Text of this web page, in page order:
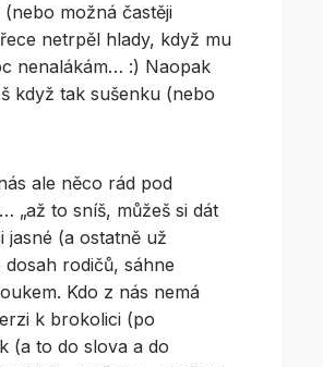
možná častěji
netrpěl hlady, když mu
nenalákám… :) Naopak
když tak sušenku (nebo
ale něco rád pod
„až to sníš, můžeš si dát
(a ostatně už
rodičů, sáhne
Kdo z nás nemá
k brokolici (po
(a to do slova a do